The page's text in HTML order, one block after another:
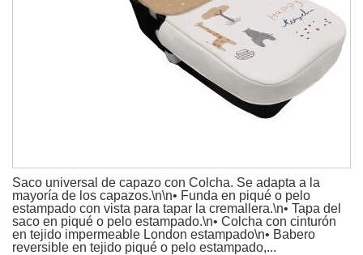
Saco universal de capazo con Colcha. Se adapta a la
mayoría de los capazos.\n\n• Funda en piqué o pelo
estampado con vista para tapar la cremallera.\n• Tapa del
saco en piqué o pelo estampado.\n• Colcha con cinturón
en tejido impermeable London estampado\n• Babero
reversible en tejido piqué o pelo estampado,...